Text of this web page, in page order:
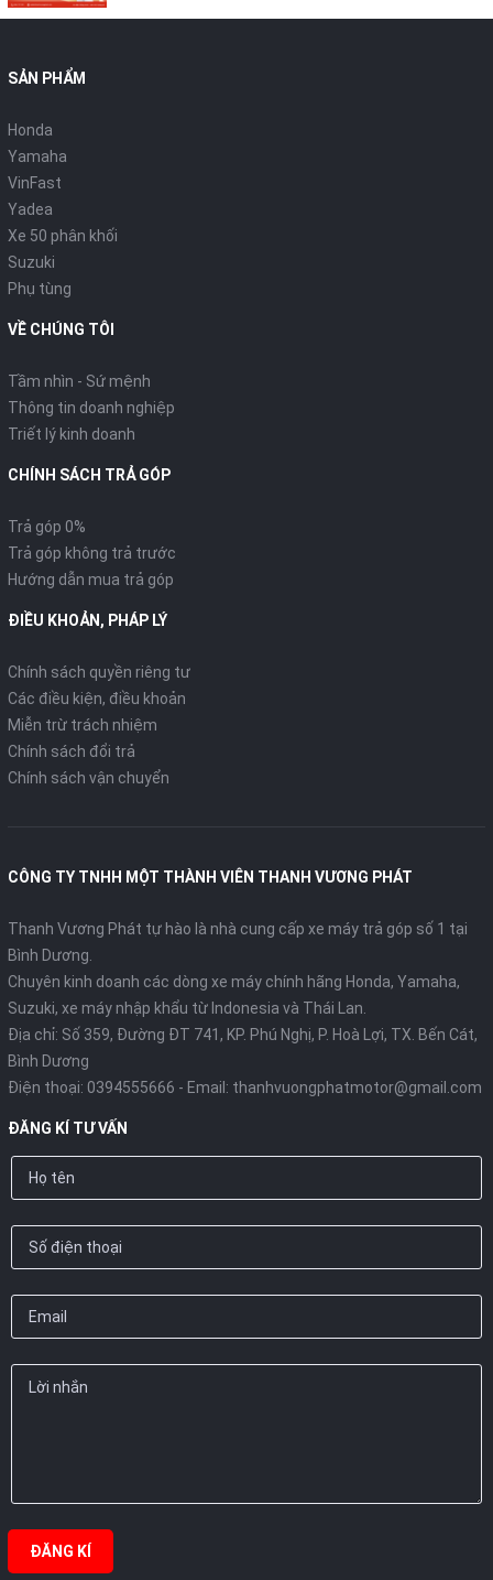
SẢN PHẨM
Honda
Yamaha
VinFast
Yadea
Xe 50 phân khối
Suzuki
Phụ tùng
VỀ CHÚNG TÔI
Tầm nhìn - Sứ mệnh
Thông tin doanh nghiệp
Triết lý kinh doanh
CHÍNH SÁCH TRẢ GÓP
Trả góp 0%
Trả góp không trả trước
Hướng dẫn mua trả góp
ĐIỀU KHOẢN, PHÁP LÝ
Chính sách quyền riêng tư
Các điều kiện, điều khoản
Miễn trừ trách nhiệm
Chính sách đổi trả
Chính sách vận chuyển
CÔNG TY TNHH MỘT THÀNH VIÊN THANH VƯƠNG PHÁT
Thanh Vương Phát tự hào là nhà cung cấp xe máy trả góp số 1 tại
Bình Dương.
Chuyên kinh doanh các dòng xe máy chính hãng Honda, Yamaha,
Suzuki, xe máy nhập khẩu từ Indonesia và Thái Lan.
Địa chỉ: Số 359, Đường ĐT 741, KP. Phú Nghị, P. Hoà Lợi, TX. Bến Cát,
Bình Dương
Điện thoại: 0394555666 - Email: thanhvuongphatmotor@gmail.com
ĐĂNG KÍ TƯ VẤN
ĐĂNG KÍ